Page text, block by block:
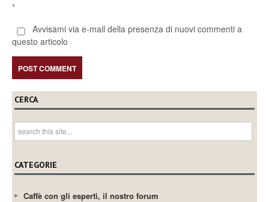
*
Avvisami via e-mail della presenza di nuovi commenti a
questo articolo
CERCA
CATEGORIE
Caffè con gli esperti, il nostro forum